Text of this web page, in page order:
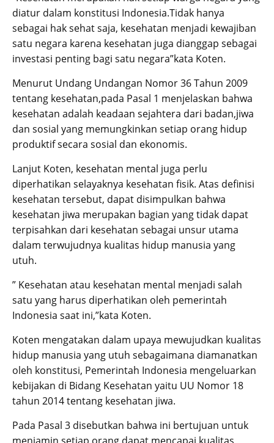
diatur dalam konstitusi Indonesia.Tidak hanya
sebagai hak sehat saja, kesehatan menjadi kewajiban
satu negara karena kesehatan juga dianggap sebagai
investasi penting bagi satu negara”kata Koten.
Menurut Undang Undangan Nomor 36 Tahun 2009
tentang kesehatan,pada Pasal 1 menjelaskan bahwa
kesehatan adalah keadaan sejahtera dari badan,jiwa
dan sosial yang memungkinkan setiap orang hidup
produktif secara sosial dan ekonomis.
Lanjut Koten, kesehatan mental juga perlu
diperhatikan selayaknya kesehatan fisik. Atas definisi
kesehatan tersebut, dapat disimpulkan bahwa
kesehatan jiwa merupakan bagian yang tidak dapat
terpisahkan dari kesehatan sebagai unsur utama
dalam terwujudnya kualitas hidup manusia yang
utuh.
” Kesehatan atau kesehatan mental menjadi salah
satu yang harus diperhatikan oleh pemerintah
Indonesia saat ini,”kata Koten.
Koten mengatakan dalam upaya mewujudkan kualitas
hidup manusia yang utuh sebagaimana diamanatkan
oleh konstitusi, Pemerintah Indonesia mengeluarkan
kebijakan di Bidang Kesehatan yaitu UU Nomor 18
tahun 2014 tentang kesehatan jiwa.
Pada Pasal 3 disebutkan bahwa ini bertujuan untuk